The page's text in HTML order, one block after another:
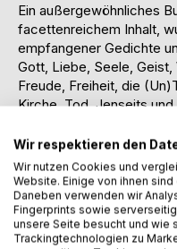
Ein außergewöhnliches
facettenreichem Inhalt,
empfange­ner Gedichte
Gott, Liebe, Seele, Geist,
Freude, Freiheit, die
Kirche, Tod, Jenseits
Vergebung, Erlösung,
Gedankenwelt, Wille,
Heimat, Natur, Klima,
Sex, Sucht, Angst, Leid,
Heldentum, Arbeit, Ehe,
Egoismus, Alter, u.v.m.
Kaum ein Thema des
Wir respektieren den
Wir nutzen Cookies und
Website. Einige von ihnen
Daneben verwenden wir
Fingerprints sowie
unsere Seite besucht und wie
Trackingtechnologien zu